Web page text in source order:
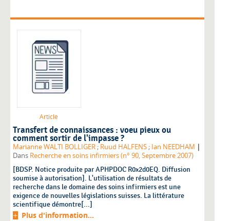
Article
Transfert de connaissances : voeu pieux ou
comment sortir de l'impasse ?
Marianne WALTI BOLLIGER ; Ruud HALFENS ; Ian NEEDHAM |
Dans Recherche en soins infirmiers (n° 90, Septembre 2007)
[BDSP. Notice produite par APHPDOC R0x2d0EQ. Diffusion
soumise à autorisation]. L'utilisation de résultats de
recherche dans le domaine des soins infirmiers est une
exigence de nouvelles législations suisses. La littérature
scientifique démontre[...]
Plus d'information...